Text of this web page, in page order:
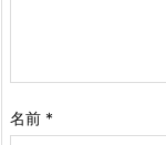
名前 *